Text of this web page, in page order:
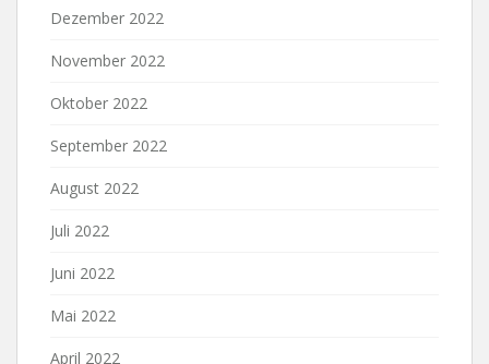
Dezember 2022
November 2022
Oktober 2022
September 2022
August 2022
Juli 2022
Juni 2022
Mai 2022
April 2022